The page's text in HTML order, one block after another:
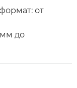
от
мм до